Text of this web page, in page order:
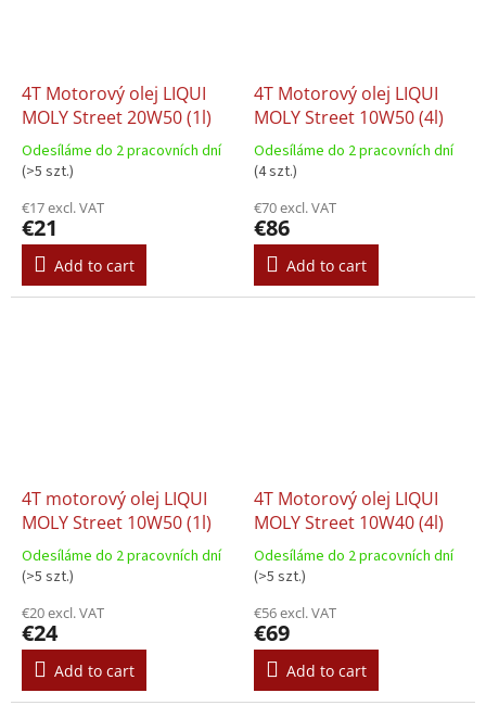
4T Motorový olej LIQUI
MOLY Street 20W50 (1l)
Odesíláme do 2 pracovních dní
(>5 szt.)
€17 excl. VAT
€21
Add to cart
4T Motorový olej LIQUI
MOLY Street 10W50 (4l)
Odesíláme do 2 pracovních dní
(4 szt.)
€70 excl. VAT
€86
Add to cart
4T motorový olej LIQUI
MOLY Street 10W50 (1l)
Odesíláme do 2 pracovních dní
(>5 szt.)
€20 excl. VAT
€24
Add to cart
4T Motorový olej LIQUI
MOLY Street 10W40 (4l)
Odesíláme do 2 pracovních dní
(>5 szt.)
€56 excl. VAT
€69
Add to cart